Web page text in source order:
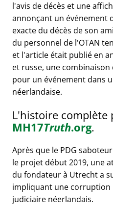
l'avis de décès et une
annonçant un événement
exacte du décès de son
du personnel de l'OTAN
et l'article était publié en
et russe, une
pour un événement dans
néerlandaise.
L'histoire complète
MH17Truth.org.
Après que le PDG
le projet début 2019, une
du fondateur à Utrecht a
impliquant une corruption
judiciaire néerlandais.